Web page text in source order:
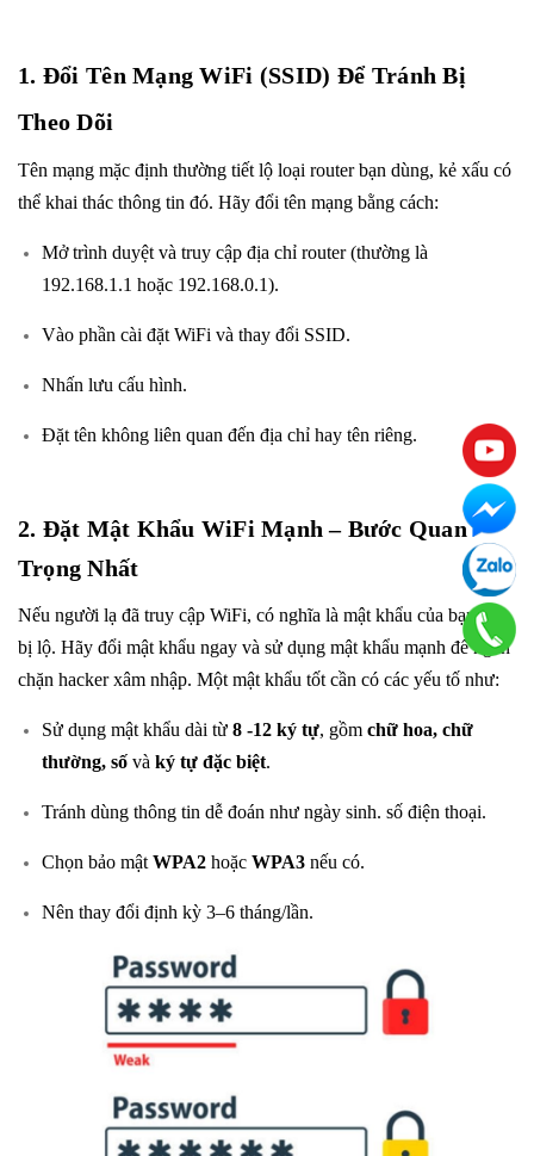
1. Đổi Tên Mạng WiFi (SSID) Để Tránh Bị
Theo Dõi
Tên mạng mặc định thường tiết lộ loại router bạn dùng, kẻ xấu có
thể khai thác thông tin đó. Hãy đổi tên mạng bằng cách:
Mở trình duyệt và truy cập địa chỉ router (thường là
192.168.1.1 hoặc 192.168.0.1).
Vào phần cài đặt WiFi và thay đổi SSID.
Nhấn lưu cấu hình.
Đặt tên không liên quan đến địa chỉ hay tên riêng.
2. Đặt Mật Khẩu WiFi Mạnh – Bước Quan
Trọng Nhất
Nếu người lạ đã truy cập WiFi, có nghĩa là mật khẩu của bạn đã
bị lộ. Hãy đổi mật khẩu ngay và sử dụng mật khẩu mạnh để ngăn
chặn hacker xâm nhập. Một mật khẩu tốt cần có các yếu tố như:
Sử dụng mật khẩu dài từ 8 -12 ký tự, gồm chữ hoa, chữ
thường, số và ký tự đặc biệt.
Tránh dùng thông tin dễ đoán như ngày sinh. số điện thoại.
Chọn bảo mật WPA2 hoặc WPA3 nếu có.
Nên thay đổi định kỳ 3–6 tháng/lần.